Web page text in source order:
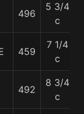
496
5 3/4
c
459
7 1/4
c
492
8 3/4
c